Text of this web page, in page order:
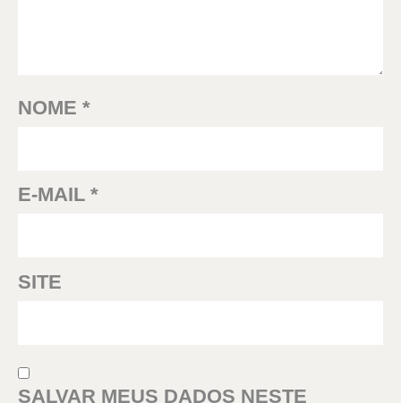
NOME *
E-MAIL *
SITE
SALVAR MEUS DADOS NESTE